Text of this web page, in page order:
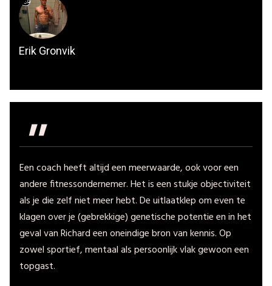
Erik Gronvik
"
Een coach heeft altijd een meerwaarde, ook voor een
andere fitnessondernemer. Het is een stukje objectiviteit
als je die zelf niet meer hebt. De uitlaatklep om even te
klagen over je (gebrekkige) genetische potentie en in het
geval van Richard een oneindige bron van kennis. Op
zowel sportief, mentaal als persoonlijk vlak gewoon een
topgast.